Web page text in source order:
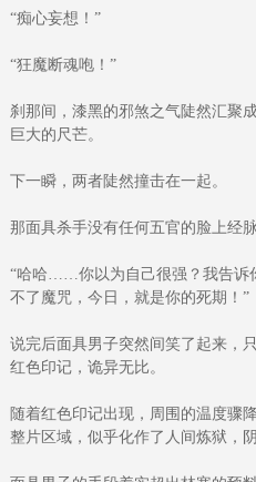
“痴心妄想！”
“狂魔断魂咆！”
刹那间，漆黑的邪煞之气陡然汇聚
巨大的尺芒。
下一瞬，两者陡然撞击在一起。
那面具杀手没有任何五官的脸上经
“哈哈……你以为自己很强？我告诉
不了魔咒，今日，就是你的死期！”
说完后面具男子突然间笑了起来，
红色印记，诡异无比。
随着红色印记出现，周围的温度骤
整片区域，似乎化作了人间炼狱，阴